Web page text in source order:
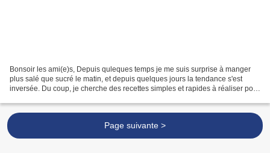
Bonsoir les ami(e)s, Depuis quleques temps je me suis surprise à manger
plus salé que sucré le matin, et depuis quelques jours la tendance s'est
inversée. Du coup, je cherche des recettes simples et rapides à réaliser pour
Page suivante >